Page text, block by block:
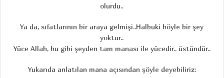
olurdu..
Ya da, sıfatlarının bir araya gelmişi..Halbuki böyle bir şey
yoktur..
Yüce Allah, bu gibi şeyden tam manası ile yücedir.. üstündür..
Yukarıda anlatılan mana açısından şöyle deyebiliriz: